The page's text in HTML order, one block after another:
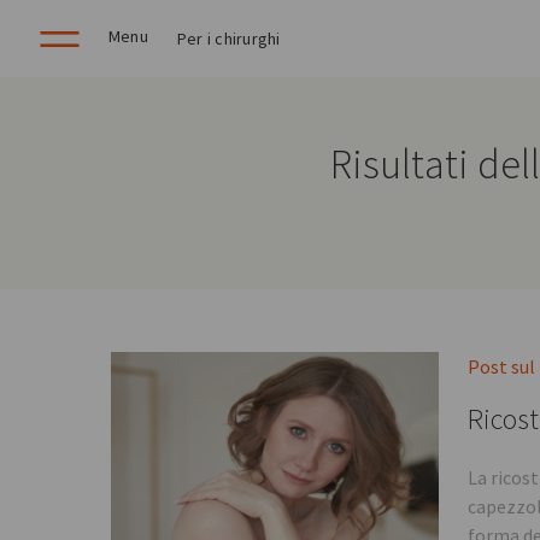
Menu Per i chirurghi
Risultati
Post
La
forma